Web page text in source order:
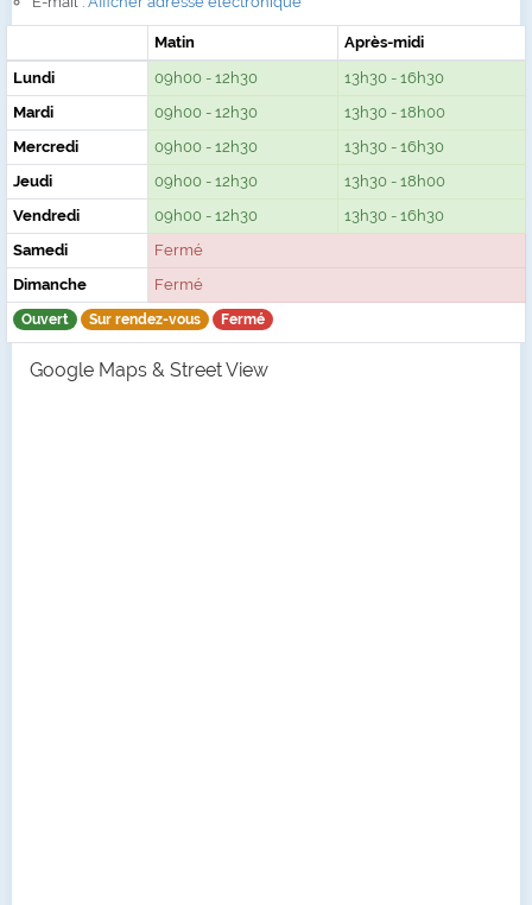
Matin
Après-midi
Lundi
09h00 - 12h30
13h30 - 16h30
Mardi
09h00 - 12h30
13h30 - 18h00
Mercredi
09h00 - 12h30
13h30 - 16h30
Jeudi
09h00 - 12h30
13h30 - 18h00
Vendredi
09h00 - 12h30
13h30 - 16h30
Samedi
Fermé
Dimanche
Fermé
Ouvert Sur rendez-vous Fermé
Google Maps & Street View